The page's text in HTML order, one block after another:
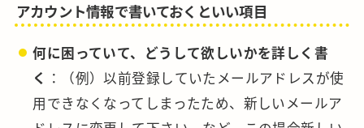
アカウント情報で書いておくといい項目
何に困っていて、どうして欲しいかを詳しく書
く ：（例）以前登録していたメールアドレスが使
用できなくなってしまったため、新しいメールア